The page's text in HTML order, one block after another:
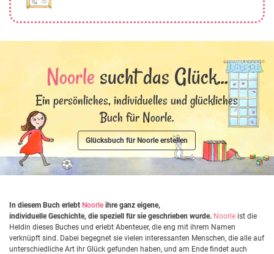
Noorle sucht das Glück...
Ein persönliches, individuelles und glückliches
Buch für Noorle.
Glücksbuch für Noorle erstellen
In diesem Buch erlebt Noorleihre ganz eigene,
individuelle Geschichte, die speziell für sie geschrieben wurde. Noorle ist die
Heldin dieses Buches und erlebt Abenteuer, die eng mit ihrem Namen
verknüpft sind. Dabei begegnet sie vielen interessanten Menschen, die alle auf
unterschiedliche Art ihr Glück gefunden haben, und am Ende findet auch